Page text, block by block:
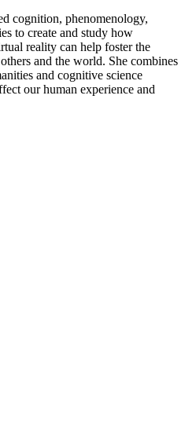
cognition, phenomenology,
to create and study how
reality can help foster the
and the world. She combines
and cognitive science
our human experience and